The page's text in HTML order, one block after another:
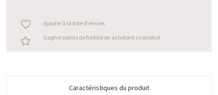
Ajouter à la liste d'envies
Gagner points de fidélité en achetant ce produit
Caractéristiques du produit